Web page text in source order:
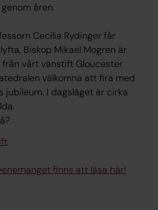
åren.
Cecilia Rydinger får
Biskop Mikael Mogren är
vårt vänstift Gloucester
välkomna att fira med
jubileum. I dagsläget är cirka
finns att läsa här!